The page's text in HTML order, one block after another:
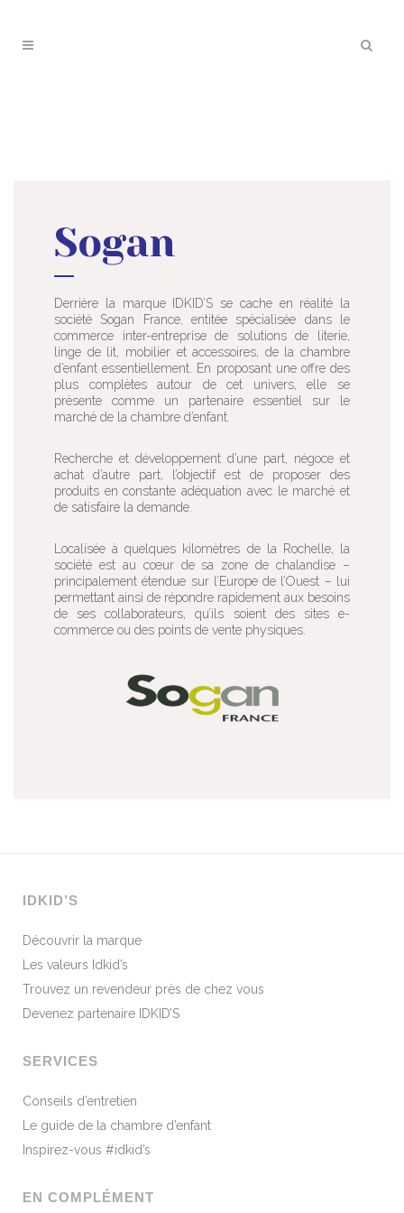
Sogan
Derrière la marque IDKID’S se cache en réalité la
société Sogan France, entitée spécialisée dans le
commerce inter-entreprise de solutions de literie,
linge de lit, mobilier et accessoires, de la chambre
d’enfant essentiellement. En proposant une offre des
plus complètes autour de cet univers, elle se
présente comme un partenaire essentiel sur le
marché de la chambre d’enfant.
Recherche et développement d’une part, négoce et
achat d’autre part, l’objectif est de proposer des
produits en constante adéquation avec le marché et
de satisfaire la demande.
Localisée à quelques kilomètres de la Rochelle, la
société est au cœur de sa zone de chalandise –
principalement étendue sur l’Europe de l’Ouest – lui
permettant ainsi de répondre rapidement aux besoins
de ses collaborateurs, qu’ils soient des sites e-
commerce ou des points de vente physiques.
IDKID’S
Découvrir la marque
Les valeurs Idkid’s
Trouvez un revendeur près de chez vous
Devenez partenaire IDKID’S
SERVICES
Conseils d’entretien
Le guide de la chambre d’enfant
Inspirez-vous #idkid’s
EN COMPLÉMENT